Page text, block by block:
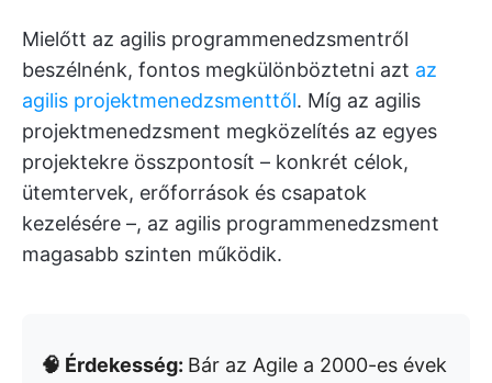
Mielőtt az agilis programmenedzsmentről
beszélnénk, fontos megkülönböztetni azt az
agilis projektmenedzsmenttől. Míg az agilis
projektmenedzsment megközelítés az egyes
projektekre összpontosít – konkrét célok,
ütemtervek, erőforrások és csapatok
kezelésére –, az agilis programmenedzsment
magasabb szinten működik.
🧠 Érdekesség: Bár az Agile a 2000-es évek